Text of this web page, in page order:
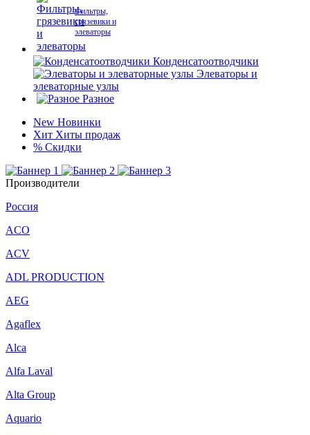
Фильтры,
грязевики и
элеваторы
Конденсатоотводчики
Элеваторы и
элеваторные узлы
Разное
New Новинки
Хит Хиты продаж
% Скидки
Производители
Россия
ACO
ACV
ADL PRODUCTION
AEG
Agaflex
Alca
Alfa Laval
Alta Group
Aquario